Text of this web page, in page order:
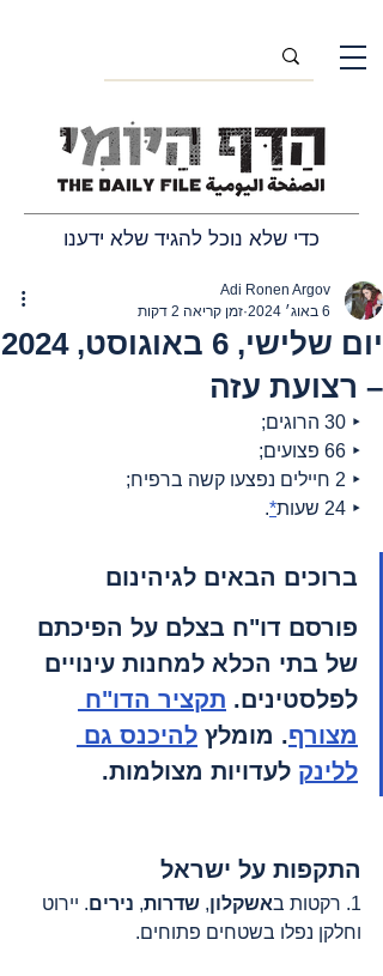
כדי שלא נוכל להגיד שלא ידענו
יום שלישי, 6 באוגוסט, 2024
– רצועת עזה
Adi Ronen Argov
6 באוג׳ 2024
זמן קריאה 2 דקות
‣ 30 הרוגים;
‣ 66 פצועים;
‣ 2 חיילים נפצעו קשה ברפיח;
‣ 24 שעות
*
.
ברוכים הבאים לגיהינום
פורסם דו"ח בצלם על הפיכתם
של בתי הכלא למחנות עינויים
לפלסטינים. תקציר הדו"ח
מצורף. מומלץ להיכנס גם
ללינק לעדויות מצולמות.
התקפות על ישראל
1. רקטות ב אשקלון, שדרות, נירים. יירוט
וחלקן נפלו בשטחים פתוחים.